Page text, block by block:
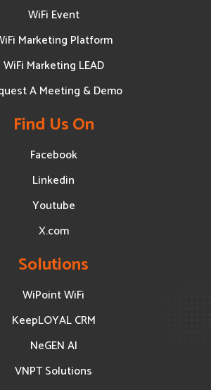
WiFi Event
Marketing Platform
WiFi Marketing LEAD
A Meeting & Demo
Find Us On
Facebook
Linkedin
Youtube
X.com
Solutions
WiPoint WiFi
KeepLOYAL CRM
NeGEN AI
VNPT Solutions